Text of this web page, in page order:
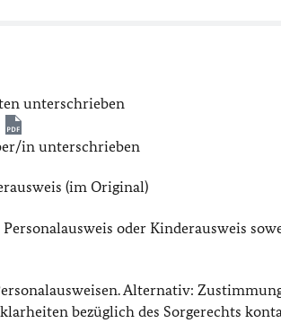
unterschrieben
in unterschrieben
(im Original)
Personalausweis oder Kinderausweis
Alternativ:
bezüglich des Sorgerechts